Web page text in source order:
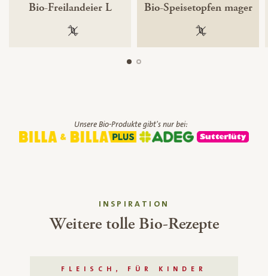
Bio-Freilandeier L
100 % gentechnikfrei
Bio-Speisetopfen mager
100 %
Unsere Bio-Produkte gibt's nur bei:
INSPIRATION
Weitere tolle Bio-Rezepte
FLEISCH, FÜR KINDER